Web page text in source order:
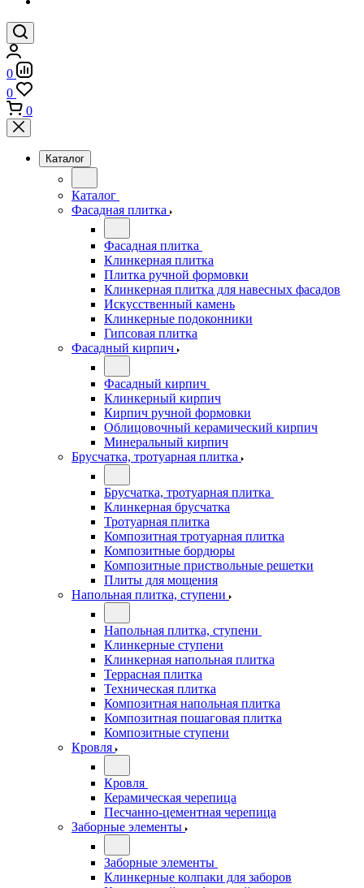
0
0
0
Каталог
Каталог
Фасадная плитка
Фасадная плитка
Клинкерная плитка
Плитка ручной формовки
Клинкерная плитка для навесных фасадов
Искусственный камень
Клинкерные подоконники
Гипсовая плитка
Фасадный кирпич
Фасадный кирпич
Клинкерный кирпич
Кирпич ручной формовки
Облицовочный керамический кирпич
Минеральный кирпич
Брусчатка, тротуарная плитка
Брусчатка, тротуарная плитка
Клинкерная брусчатка
Тротуарная плитка
Композитная тротуарная плитка
Композитные бордюры
Композитные приствольные решетки
Плиты для мощения
Напольная плитка, ступени
Напольная плитка, ступени
Клинкерные ступени
Клинкерная напольная плитка
Террасная плитка
Техническая плитка
Композитная напольная плитка
Композитная пошаговая плитка
Композитные ступени
Кровля
Кровля
Керамическая черепица
Песчанно-цементная черепица
Заборные элементы
Заборные элементы
Клинкерные колпаки для заборов